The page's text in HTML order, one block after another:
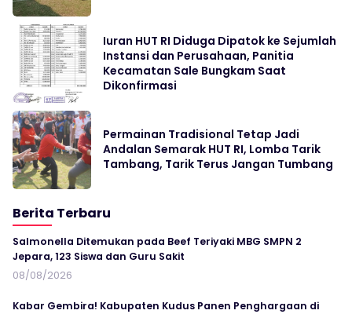
Iuran HUT RI Diduga Dipatok ke Sejumlah
Instansi dan Perusahaan, Panitia
Kecamatan Sale Bungkam Saat
Dikonfirmasi
Permainan Tradisional Tetap Jadi
Andalan Semarak HUT RI, Lomba Tarik
Tambang, Tarik Terus Jangan Tumbang
Berita Terbaru
Salmonella Ditemukan pada Beef Teriyaki MBG SMPN 2
Jepara, 123 Siswa dan Guru Sakit
08/08/2026
Kabar Gembira! Kabupaten Kudus Panen Penghargaan di